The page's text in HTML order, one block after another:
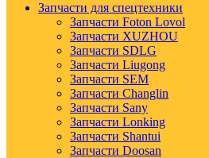
Запчасти для спецтехники
Запчасти Foton Lovol
Запчасти XUZHOU
Запчасти SDLG
Запчасти Liugong
Запчасти SEM
Запчасти Changlin
Запчасти Sany
Запчасти Lonking
Запчасти Shantui
Запчасти Doosan